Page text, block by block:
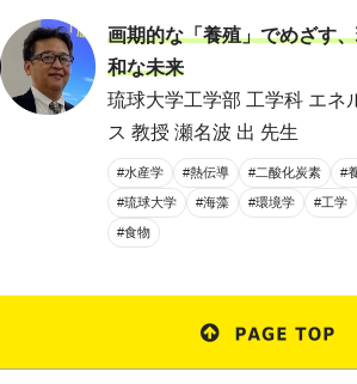
画期的な「養殖」でめざす
和な未来
琉球大学工学部 工学科 エネ
ス 教授 瀬名波 出 先生
#水産学 #熱伝導 #二酸化炭素 #
#琉球大学 #海藻 #環境学 #工学
#食物